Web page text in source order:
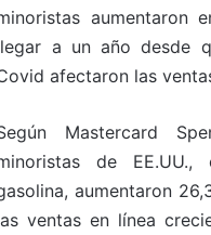
aumentaron
a un año desde
afectaron las
Mastercard
de EE.UU.,
aumentaron
ventas en línea